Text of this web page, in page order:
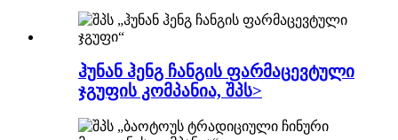
ჰუნან ჰენგ ჩანგის ფარმაცევტული
ჯგუფის კომპანია, შპს>